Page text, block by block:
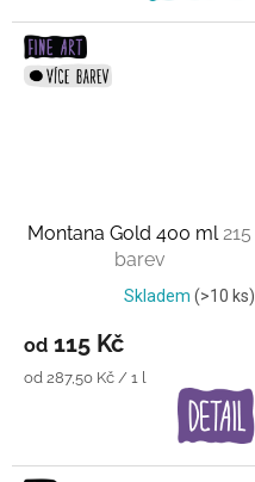
Montana Gold 400 ml 215
barev
Skladem (>10 ks)
od 115 Kč
Měrná
od 287,50 Kč / 1 l